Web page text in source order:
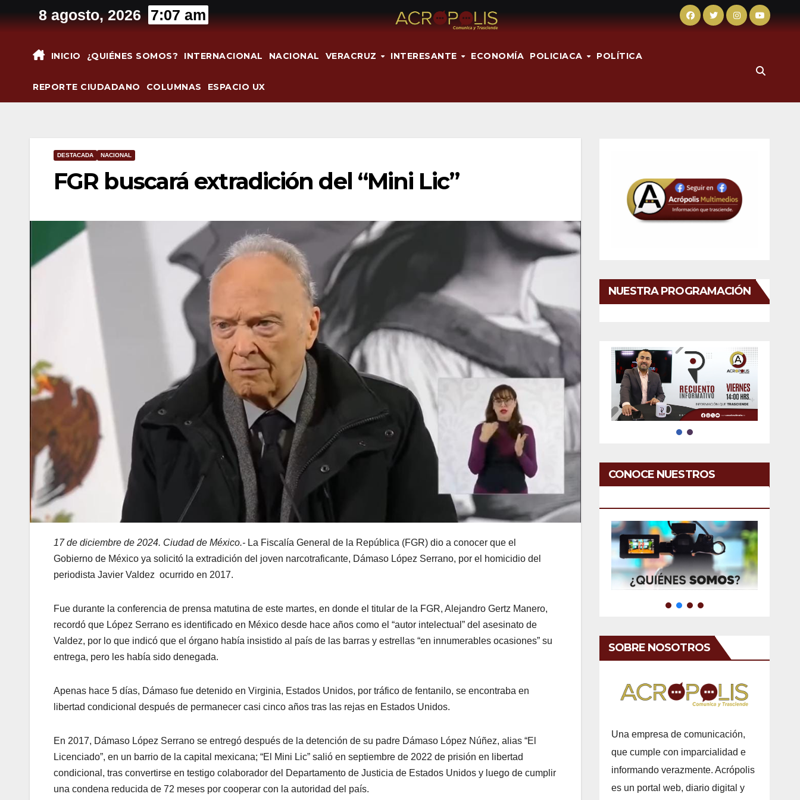
al
8 agosto, 2026 7:07 am
INICIO ¿QUIÉNES SOMOS? INTERNACIONAL NACIONAL VERACRUZ INTERESANTE ECONOMÍA POLICIACA POLÍTICA
REPORTE CIUDADANO COLUMNAS ESPACIO UX
DESTACADA NACIONAL
FGR buscará extradición del “Mini Lic”
17 de diciembre de 2024. Ciudad de México.- La Fiscalía General de la República (FGR) dio a conocer que el
Gobierno de México ya solicitó la extradición del joven narcotraficante, Dámaso López Serrano, por el homicidio del
periodista Javier Valdez ocurrido en 2017.
Fue durante la conferencia de prensa matutina de este martes, en donde el titular de la FGR, Alejandro Gertz Manero,
recordó que López Serrano es identificado en México desde hace años como el “autor intelectual” del asesinato de
Valdez, por lo que indicó que el órgano había insistido al país de las barras y estrellas “en innumerables ocasiones” su
entrega, pero les había sido denegada.
Apenas hace 5 días, Dámaso fue detenido en Virginia, Estados Unidos, por tráfico de fentanilo, se encontraba en
libertad condicional después de permanecer casi cinco años tras las rejas en Estados Unidos.
En 2017, Dámaso López Serrano se entregó después de la detención de su padre Dámaso López Núñez, alias “El
Licenciado”, en un barrio de la capital mexicana; “El Mini Lic” salió en septiembre de 2022 de prisión en libertad
condicional, tras convertirse en testigo colaborador del Departamento de Justicia de Estados Unidos y luego de cumplir
una condena reducida de 72 meses por cooperar con la autoridad del país.
NUESTRA PROGRAMACIÓN
CONOCE NUESTROS
SOBRE NOSOTROS
Una empresa de comunicación,
que cumple con imparcialidad e
informando verazmente. Acrópolis
es un portal web, diario digital y